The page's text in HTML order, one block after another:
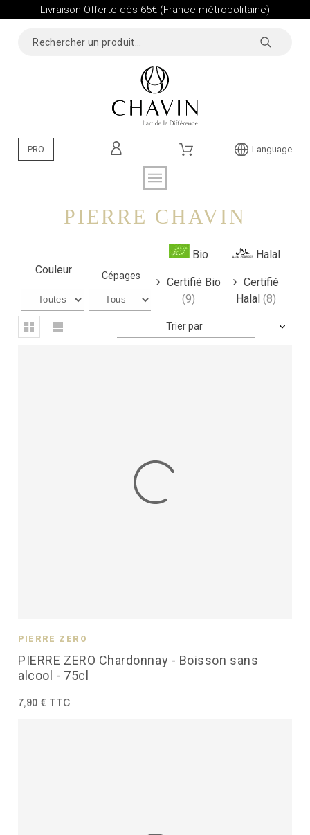
Livraison Offerte dès 65€ (France métropolitaine)
PRO Language
PIERRE CHAVIN
Couleur Cépages
Bio
Certifié Bio
(9)
Halal
Certifié
Halal(8)
Trier par
PIERRE ZERO Chardonnay - Boisson sans
alcool - 75cl
PIERRE ZÉRO
7,90 € TTC